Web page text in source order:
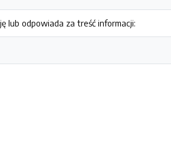
lub odpowiada za treść informacji: